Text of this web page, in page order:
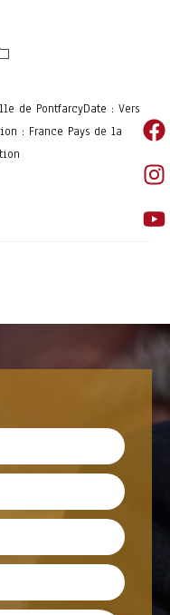
de PontfarcyDate : Vers
: France Pays de la